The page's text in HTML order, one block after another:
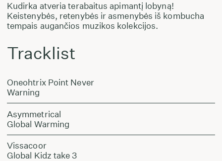
Kudirka atveria terabaitus apimantį lobyną!
Keistenybės, retenybės ir asmenybės iš kombucha
tempais augančios muzikos kolekcijos.
Tracklist
Oneohtrix Point Never
Warning
Asymmetrical
Global Warming
Vissacoor
Global Kidz take 3